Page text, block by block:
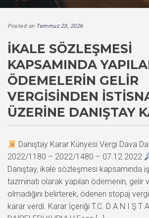
Posted on Temmuz 23, 2026
İKALE SÖZLEŞMESI
KAPSAMINDA
ÖDEMELERIN GELIR
VERGISINDEN
ÜZERINE DANIŞTAY
Danıştay Karar Künyesi Vergi Dava
2022/1180 – 2022/1480 – 07.12.2022
Danıştay, ikale sözleşmesi kapsamında
tazminatı olarak yapılan ödemenin, gelir
olmadığını belirterek, ödenen stopaj
karar verdi. Karar İçeriği T.C. D A N I Ş T